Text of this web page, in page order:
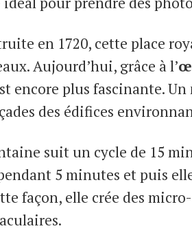
en 1720, cette place
Aujourd’hui, grâce à l’
encore plus fascinante. Un
des édifices
suit un cycle de 15
5 minutes et puis
façon, elle crée des